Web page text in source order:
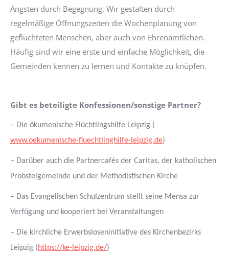
Ängsten durch Begegnung. Wir gestalten durch
regelmäßige Öffnungszeiten die Wochenplanung von
geflüchteten Menschen, aber auch von Ehrenamtlichen.
Häufig sind wir eine erste und einfache Möglichkeit, die
Gemeinden kennen zu lernen und Kontakte zu knüpfen.
Gibt es beteiligte Konfessionen/sonstige Partner?
– Die ökumenische Flüchtlingshilfe Leipzig (
www.oekumenische-fluechtlinghilfe-leipzig.de)
– Darüber auch die Partnercafés der Caritas, der katholischen
Probsteigemeinde und der Methodistischen Kirche
– Das Evangelischen Schulzentrum stellt seine Mensa zur
Verfügung und kooperiert bei Veranstaltungen
– Die kirchliche Erwerbsloseninitiative des Kirchenbezirks
Leipzig (https://ke-leipzig.de/)